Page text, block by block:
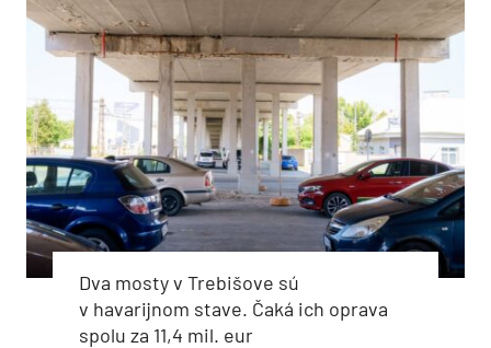
Dva mosty v Trebišove sú
v havarijnom stave. Čaká ich oprava
spolu za 11,4 mil. eur